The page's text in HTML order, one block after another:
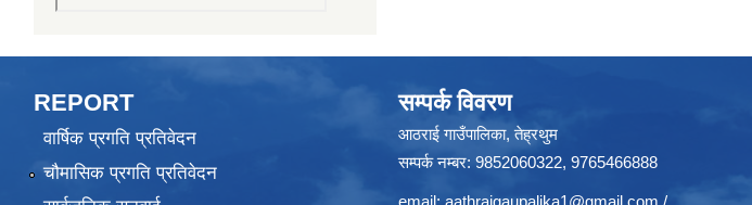
REPORT
वार्षिक प्रगति प्रतिवेदन
चौमासिक प्रगति प्रतिवेदन
सम्पर्क विवरण
आठराई गाउँपालिका, तेह्रथुम
सम्पर्क नम्बर: 9852060322, 9765466888
email: aathraigaupalika1@gmail.com /